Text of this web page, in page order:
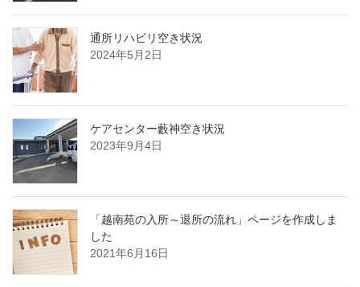
通所リハビリ空き状況
2024年5月2日
ケアセンター藪神空き状況
2023年9月4日
「越南苑の入所～退所の流れ」ページを作成しま
した
2021年6月16日